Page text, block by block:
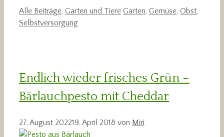
Kategorien
Alle Beiträge, Garten und Tiere Schlagwörter
Garten, Gemüse, Obst,
Selbstversorgung
Endlich wieder frisches Grün –
Bärlauchpesto mit Cheddar
27. August 202219. April 2018 von Miri